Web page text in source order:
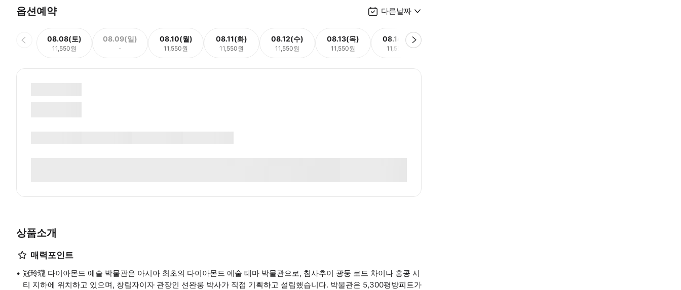
옵션예약 다른날짜
08.08(토)
11,550원
08.09(일)
-
08.10(월)
11,550원
08.11(화)
11,550원
08.12(수)
11,550원
08.13(목)
11,550원
08.14(금)
11,550원
상품소개
매력포인트
冠玲瓏 다이아몬드 예술 박물관은 아시아 최초의 다이아몬드 예술 테마 박물관으로, 침사추이 광둥 로드 차이나 홍콩 시
티 지하에 위치하고 있으며, 창립자이자 관장인 션완룽 박사가 직접 기획하고 설립했습니다. 박물관은 5,300평방피트가